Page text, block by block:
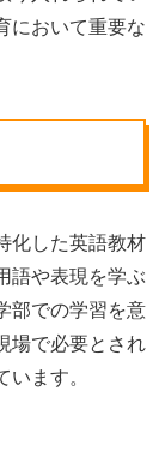
において重要な
化した英語教材
語や表現を学ぶ
部での学習を意
場で必要とされ
ます。